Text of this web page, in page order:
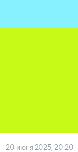
20 июня 2025, 20:20